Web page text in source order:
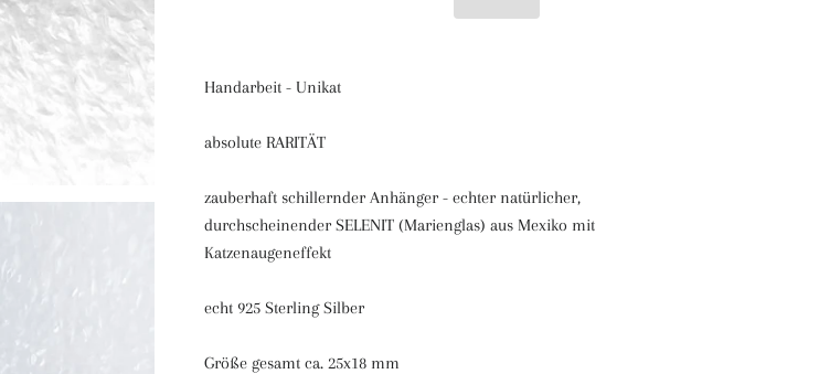
Handarbeit - Unikat
absolute RARITÄT
zauberhaft schillernder Anhänger - echter natürlicher,
durchscheinender SELENIT (Marienglas) aus Mexiko mit
Katzenaugeneffekt
echt 925 Sterling Silber
Größe gesamt ca. 25x18 mm